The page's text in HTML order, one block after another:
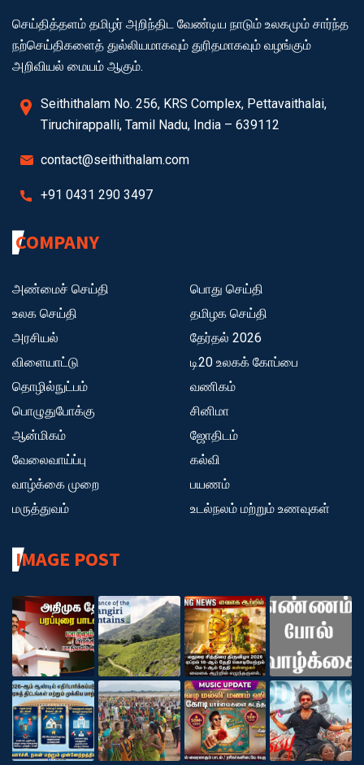
செய்தித்தளம் தமிழர் அறிந்திட வேண்டிய நாடும் உலகமும் சார்ந்த
நற்செய்திகளைத் துல்லியமாகவும் துரிதமாகவும் வழங்கும்
அறிவியல் மையம் ஆகும்.
Seithithalam No. 256, KRS Complex, Pettavaithalai,
Tiruchirappalli, Tamil Nadu, India – 639112
contact@seithithalam.com
+91 0431 290 3497
COMPANY
அண்மைச் செய்தி
பொது செய்தி
உலக செய்தி
தமிழக செய்தி
அரசியல்
தேர்தல் 2026
விளையாட்டு
டி20 உலகக் கோப்பை
தொழில்நுட்பம்
வணிகம்
பொழுதுபோக்கு
சினிமா
ஆன்மிகம்
ஜோதிடம்
வேலைவாய்ப்பு
கல்வி
வாழ்க்கை முறை
பயணம்
மருத்துவம்
உடல்நலம் மற்றும் உணவுகள்
IMAGE POST